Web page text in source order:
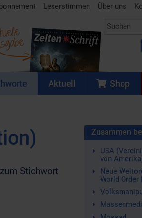
Leserstimmen Über uns
Aktuell Shop
Stichwort
Zusammen
USA
von
Neue
World Order